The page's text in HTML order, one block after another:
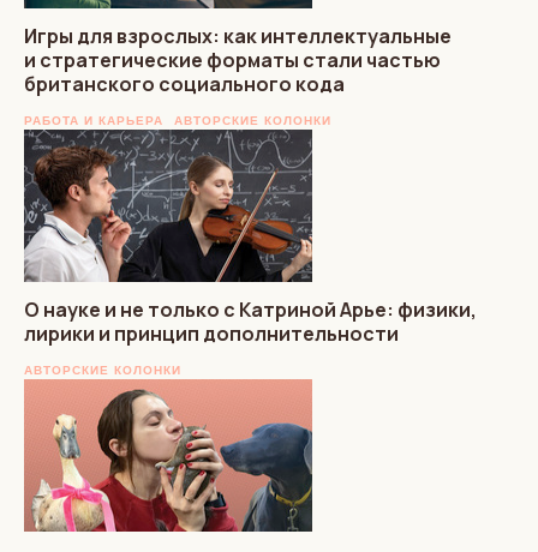
Игры для взрослых: как интеллектуальные
и стратегические форматы стали частью
британского социального кода
РАБОТА И КАРЬЕРА АВТОРСКИЕ КОЛОНКИ
О науке и не только с Катриной Арье: физики,
лирики и принцип дополнительности
АВТОРСКИЕ КОЛОНКИ